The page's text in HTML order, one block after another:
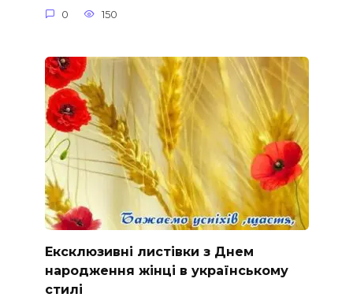
0 150
Ексклюзивні листівки з Днем
народження жінці в українському
стилі